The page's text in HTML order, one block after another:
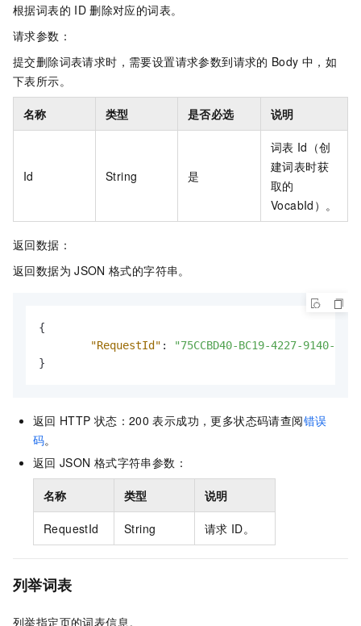
根据词表的 ID 删除对应的词表。
请求参数：
提交删除词表请求时，需要设置请求参数到请求的 Body 中，如
下表所示。
名称 类型 是否必选 说明
Id String 是
词表 Id（创
建词表时获
取的
VocabId）。
返回数据：
返回数据为 JSON 格式的字符串。
{
"RequestId" :
"75CCBD40-BC19-4227-9140-
}
返回 HTTP 状态：200 表示成功，更多状态码请查阅错误
码。
返回 JSON 格式字符串参数：
名称 类型 说明
RequestId String 请求 ID。
列举词表
列举指定页的词表信息。